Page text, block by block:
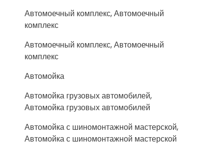
Автомоечный комплекс, Автомоечный
комплекс
Автомоечный комплекс, Автомоечный
комплекс
Автомойка
Автомойка грузовых автомобилей,
Автомойка грузовых автомобилей
Автомойка с шиномонтажной мастерской,
Автомойка с шиномонтажной мастерской